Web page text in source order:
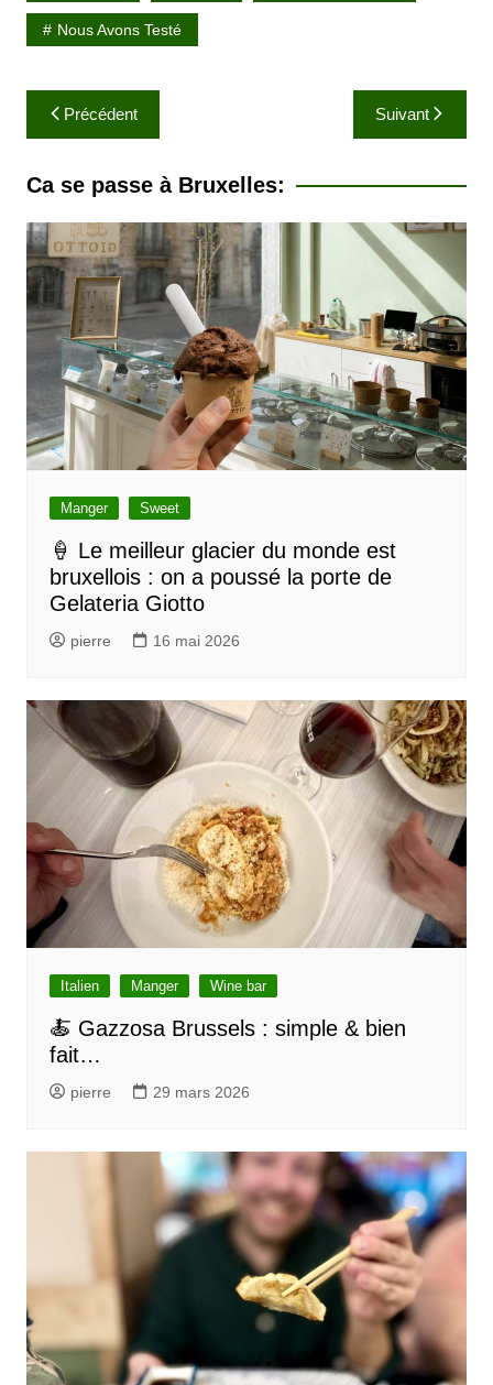
Nous Avons Testé
a
v
g
a
t
i
o
n
d
e
c
Précédent Suivant
Ca se passe à Bruxelles:
Manger Sweet
🍦 Le meilleur glacier du monde est
bruxellois : on a poussé la porte de
Gelateria Giotto
pierre 16 mai 2026
Italien Manger Wine bar
🍝 Gazzosa Brussels : simple & bien
fait…
pierre 29 mars 2026